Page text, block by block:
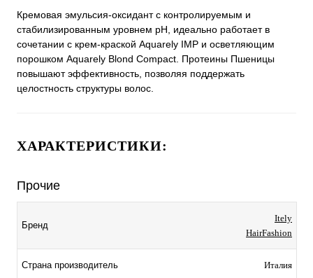
Кремовая эмульсия-оксидант с контролируемым и
стабилизированным уровнем pH, идеально работает в
сочетании с крем-краской Aquarely IMP и осветляющим
порошком Aquarely Blond Compact. Протеины Пшеницы
повышают эффективность, позволяя поддержать
целостность структуры волос.
ХАРАКТЕРИСТИКИ:
Прочие
Бренд
Itely
HairFashion
Страна производитель Италия